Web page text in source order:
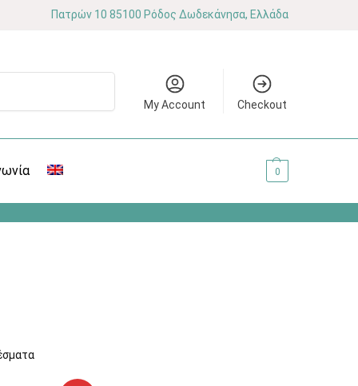
Πατρών 10 85100 Ρόδος Δωδεκάνησα, Ελλάδα
My Account Checkout
0